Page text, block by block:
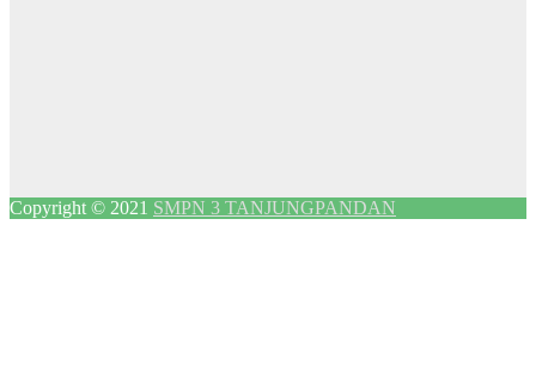
Copyright © 2021 SMPN 3 TANJUNGPANDAN